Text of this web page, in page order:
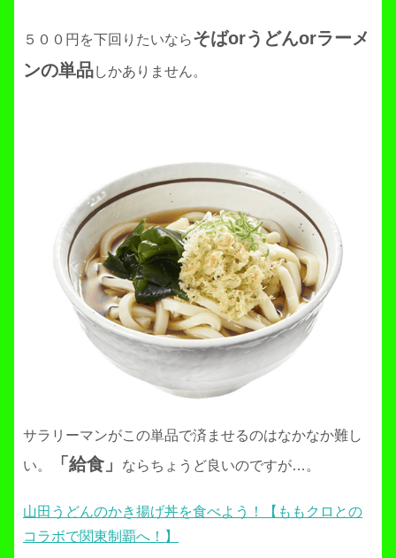
５００円を下回りたいならそばorうどんorラーメ
ンの単品しかありません。
サラリーマンがこの単品で済ませるのはなかなか難し
い。
「給食」 ならちょうど良いのですが…。
山田うどんのかき揚げ丼を食べよう！【ももクロとの
コラボで関東制覇へ！】